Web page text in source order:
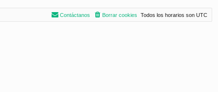
Todos los horarios son UTC
Borrar cookies
Contáctanos